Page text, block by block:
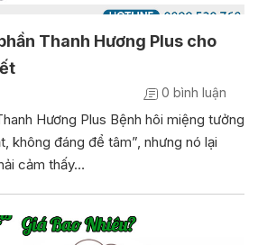
Thanh Hương Plus cho
0 bình luận
Hương Plus Bệnh hôi miệng tưởng
không đáng để tâm”, nhưng nó lại
cảm thấy…